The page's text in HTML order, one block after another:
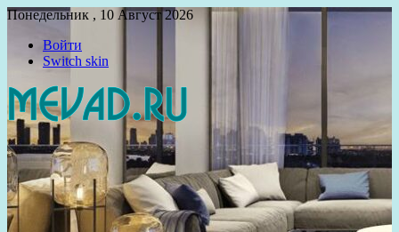
Понедельник , 10 Август 2026
Войти
Switch skin